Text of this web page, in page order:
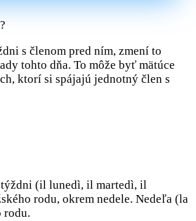
s členom pred ním, zmení to
tohto dňa. To môže byť mätúce
ktorí si spájajú jednotný člen s
(il lunedì, il martedì, il
rodu, okrem nedele. Nedeľa (la
rodu.